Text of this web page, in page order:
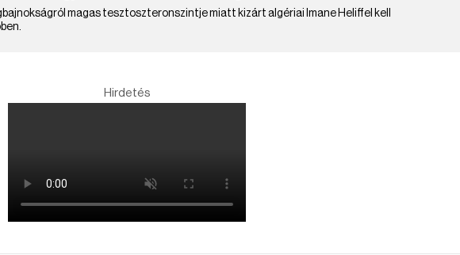
magas tesztoszteronszintje miatt kizárt algériai Imane Heliffel kell
Hirdetés